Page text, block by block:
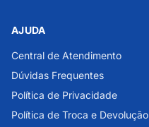
AJUDA
Central de Atendimento
Dúvidas Frequentes
Política de Privacidade
Política de Troca e Devolução